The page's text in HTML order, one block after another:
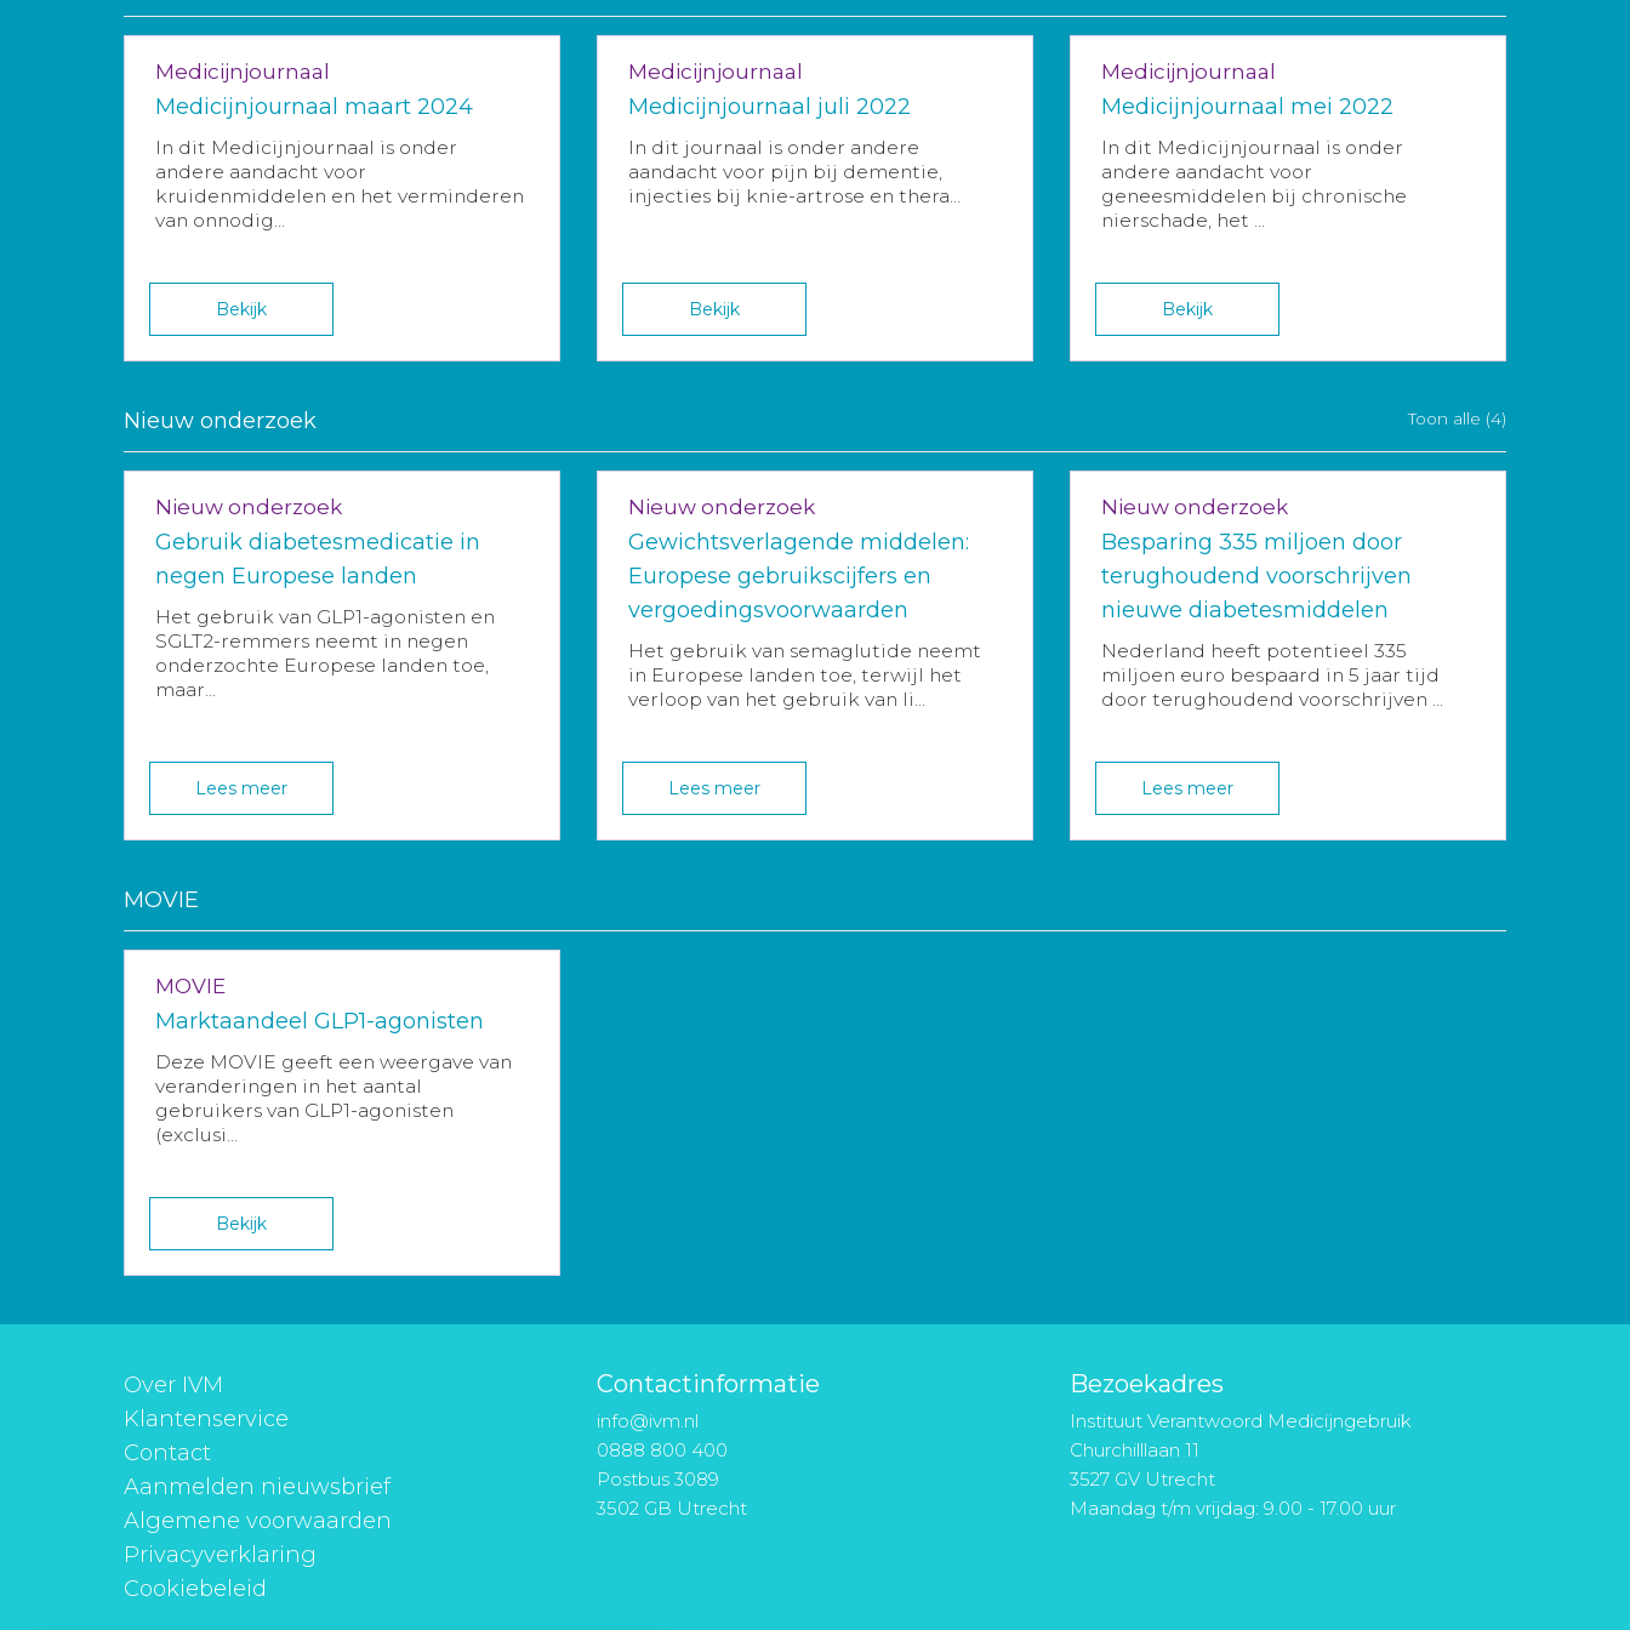
Medicijnjournaal
Medicijnjournaal maart 2024
In dit Medicijnjournaal is onder
andere aandacht voor
kruidenmiddelen en het verminderen
van onnodig...
Bekijk
Medicijnjournaal
Medicijnjournaal juli 2022
In dit journaal is onder andere
aandacht voor pijn bij dementie,
injecties bij knie-artrose en thera...
Bekijk
Medicijnjournaal
Medicijnjournaal mei 2022
In dit Medicijnjournaal is onder
andere aandacht voor
geneesmiddelen bij chronische
nierschade, het ...
Bekijk
Nieuw onderzoek Toon alle (4)
Nieuw onderzoek
Gebruik diabetesmedicatie in
negen Europese landen
Het gebruik van GLP1-agonisten en
SGLT2-remmers neemt in negen
onderzochte Europese landen toe,
maar...
Lees meer
Nieuw onderzoek
Gewichtsverlagende middelen:
Europese gebruikscijfers en
vergoedingsvoorwaarden
Het gebruik van semaglutide neemt
in Europese landen toe, terwijl het
verloop van het gebruik van li...
Lees meer
Nieuw onderzoek
Besparing 335 miljoen door
terughoudend voorschrijven
nieuwe diabetesmiddelen
Nederland heeft potentieel 335
miljoen euro bespaard in 5 jaar tijd
door terughoudend voorschrijven ...
Lees meer
MOVIE
MOVIE
Marktaandeel GLP1-agonisten
Deze MOVIE geeft een weergave van
veranderingen in het aantal
gebruikers van GLP1-agonisten
(exclusi...
Bekijk
Over IVM
Klantenservice
Contact
Aanmelden nieuwsbrief
Algemene voorwaarden
Privacyverklaring
Cookiebeleid
Contactinformatie
info@ivm.nl
0888 800 400
Postbus 3089
3502 GB Utrecht
Bezoekadres
Instituut Verantwoord Medicijngebruik
Churchilllaan 11
3527 GV Utrecht
Maandag t/m vrijdag: 9.00 - 17.00 uur